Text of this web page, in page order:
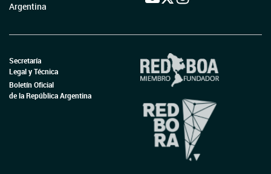
Argentina
Secretaría
Legal y Técnica
Boletín Oficial
de la República Argentina